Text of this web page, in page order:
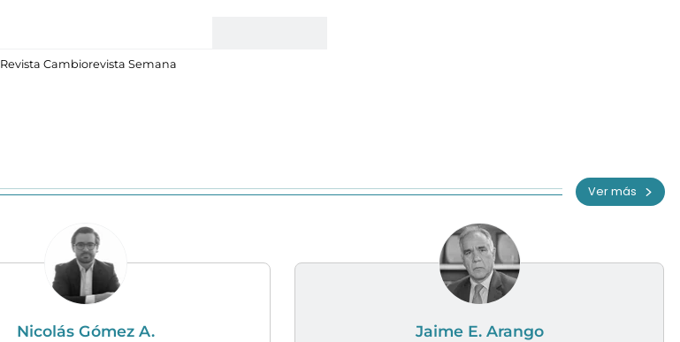
Revista Cambiorevista Semana
Ver más
Nicolás Gómez A. Jaime E. Arango